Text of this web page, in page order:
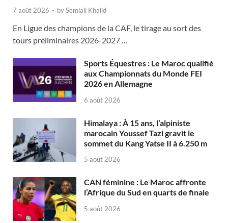
7 août 2026 - bySemlali Khalid
En Ligue des champions de la CAF, le tirage au sort des
tours préliminaires 2026-2027 …
Sports Équestres : Le Maroc qualifié
aux Championnats du Monde FEI
2026 en Allemagne
6 août 2026
Himalaya : À 15 ans, l’alpiniste
marocain Youssef Tazi gravit le
sommet du Kang Yatse II à 6.250 m
5 août 2026
CAN féminine : Le Maroc affronte
l’Afrique du Sud en quarts de finale
5 août 2026